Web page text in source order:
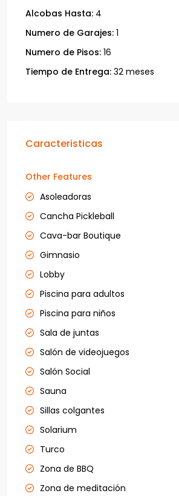
Alcobas Hasta: 4
Numero de Garajes: 1
Numero de Pisos: 16
Tiempo de Entrega: 32 meses
Caracteristicas
Other Features
Asoleadoras
Cancha Pickleball
Cava-bar Boutique
Gimnasio
Lobby
Piscina para adultos
Piscina para niños
Sala de juntas
Salón de videojuegos
Salón Social
Sauna
Sillas colgantes
Solarium
Turco
Zona de BBQ
Zona de meditación